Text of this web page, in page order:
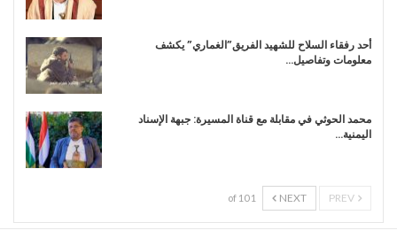
أحد رفقاء السلاح للشهيد الفريق”الغماري” يكشف
معلومات وتفاصيل…
محمد الحوثي في مقابلة مع قناة المسيرة: جبهة الإسناد
اليمنية…
NEXT
1 of 10